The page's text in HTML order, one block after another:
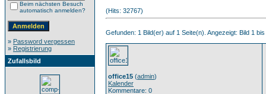
Beim nächsten Besuch
automatisch anmelden?
» Password vergessen
» Registrierung
Zufallsbild
(Hits: 32767)
Gefunden: 1 Bild(er) auf 1 Seite(n). Angezeigt: Bild 1 bis
office15 (admin)
Kalender
Kommentare: 0